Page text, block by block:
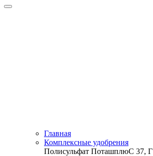
Главная
Комплексные удобрения
Полисульфат ПоташплюС 37, Г